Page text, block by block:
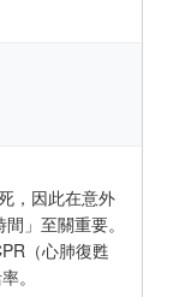
，因此在意外
」至關重要。
（心肺復甦
。